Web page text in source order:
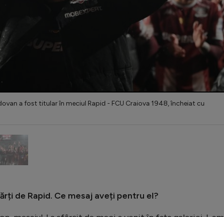
a fost titular în meciul Rapid - FCU Craiova 1948, încheiat cu
de Rapid. Ce mesaj aveți pentru el?